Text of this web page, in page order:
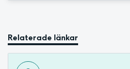
Relaterade länkar